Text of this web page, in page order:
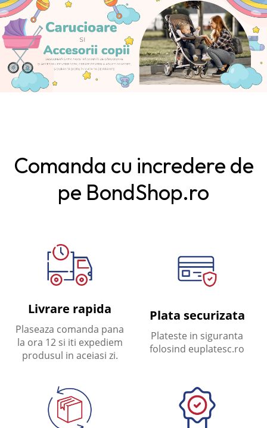
Comanda cu incredere de
pe BondShop.ro
Livrare rapida
Plaseaza comanda pana
la ora 12 si iti expediem
produsul in aceiasi zi.
Plata securizata
Plateste in siguranta
folosind euplatesc.ro